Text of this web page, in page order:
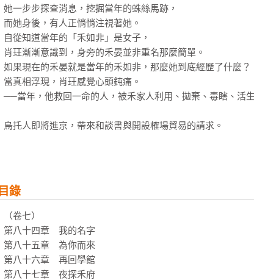
她一步步探查消息，挖掘當年的蛛絲馬跡，
而她身後，有人正悄悄注視著她。
自從知道當年的「禾如非」是女子，
肖玨漸漸意識到，身旁的禾晏並非重名那麼簡單。
如果現在的禾晏就是當年的禾如非，那麼她到底經歷了什麼？
當真相浮現，肖玨感覺心頭鈍痛。
──當年，他救回一命的人，被禾家人利用、拋棄、毒瞎、活
烏托人即將進京，帶來和談書與開設榷場貿易的請求。
（卷八）
當年的飛鴻將軍其實是女兒身，
而她真正的名字叫──禾晏。
揭露真相，禾家覆滅、徐相倒臺，烏托人的詭計失敗。
太子一夕間失去依靠，推舉四皇子的呼聲越來越高，
面對搖搖欲墜的太子之位，他只有一個辦法──
目錄
（卷七）
第八十四章　我的名字
第八十五章　為你而來
第八十六章　再回學館
第八十七章　夜探禾府